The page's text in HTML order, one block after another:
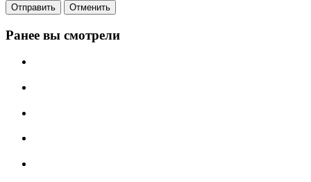
Отменить
Ранее вы смотрели